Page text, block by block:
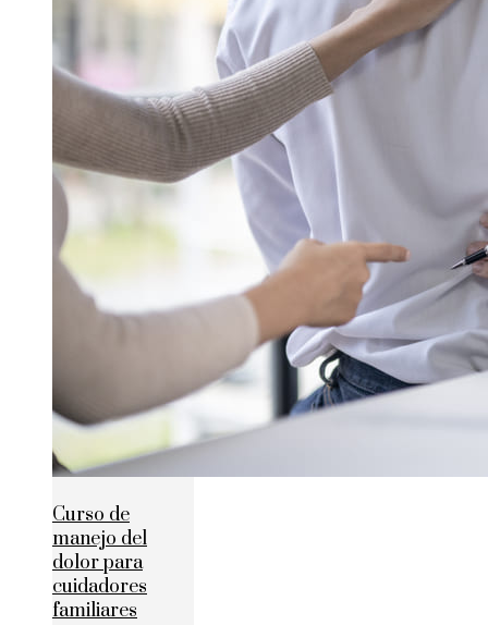
Curso de
manejo del
dolor para
cuidadores
familiares